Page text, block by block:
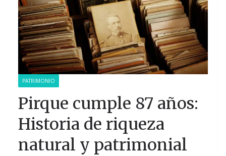
PATRIMONIO
Pirque cumple 87 años:
Historia de riqueza
natural y patrimonial